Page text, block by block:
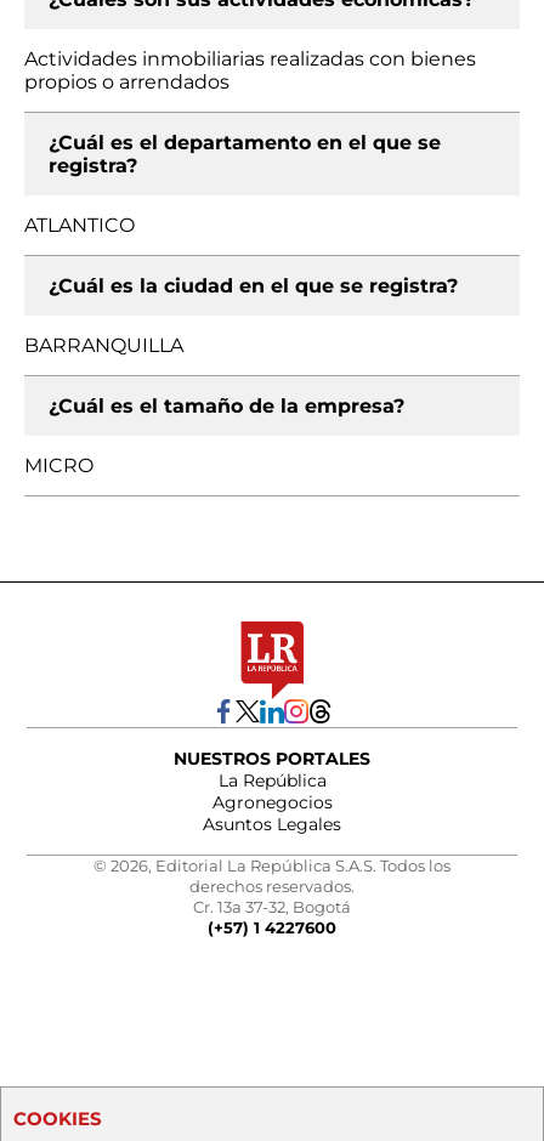
Actividades inmobiliarias realizadas con bienes
propios o arrendados
¿Cuál es el departamento en el que se
registra?
ATLANTICO
¿Cuál es la ciudad en el que se registra?
BARRANQUILLA
¿Cuál es el tamaño de la empresa?
MICRO
NUESTROS PORTALES
La República
Agronegocios
Asuntos Legales
© 2026, Editorial La República S.A.S. Todos los
derechos reservados.
Cr. 13a 37-32, Bogotá
(+57) 1 4227600
COOKIES